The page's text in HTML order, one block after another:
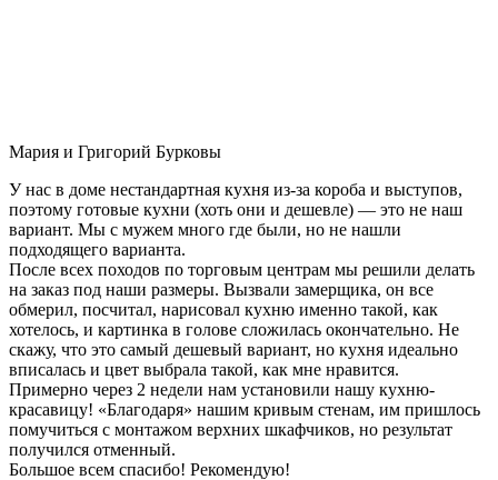
Мария и Григорий Бурковы
У нас в доме нестандартная кухня из-за короба и выступов,
поэтому готовые кухни (хоть они и дешевле) — это не наш
вариант. Мы с мужем много где были, но не нашли
подходящего варианта.
После всех походов по торговым центрам мы решили делать
на заказ под наши размеры. Вызвали замерщика, он все
обмерил, посчитал, нарисовал кухню именно такой, как
хотелось, и картинка в голове сложилась окончательно. Не
скажу, что это самый дешевый вариант, но кухня идеально
вписалась и цвет выбрала такой, как мне нравится.
Примерно через 2 недели нам установили нашу кухню-
красавицу! «Благодаря» нашим кривым стенам, им пришлось
помучиться с монтажом верхних шкафчиков, но результат
получился отменный.
Большое всем спасибо! Рекомендую!